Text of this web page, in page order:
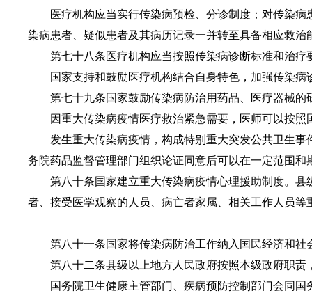
医疗机构应当实行传染病预检、分诊制度；对传染病
染病患者、疑似患者及其病历记录一并转至具备相应救
第七十八条医疗机构应当按照传染病诊断标准和治疗
国家支持和鼓励医疗机构结合自身特色，加强传染病
第七十九条国家鼓励传染病防治用药品、医疗器械的
因重大传染病疫情医疗救治紧急需要，医师可以按照
发生重大传染病疫情，构成特别重大突发公共卫生事
务院药品监督管理部门组织论证同意后可以在一定范围和
第八十条国家建立重大传染病疫情心理援助制度。县
者、接受医学观察的人员、病亡者家属、相关工作人员
第八十一条国家将传染病防治工作纳入国民经济和社
第八十二条县级以上地方人民政府按照本级政府职责
国务院卫生健康主管部门、疾病预防控制部门会同国